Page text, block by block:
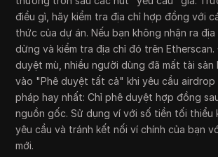
điều gì, hãy kiểm tra địa chỉ hợp đồng với
thức của dự án. Nếu bạn không nhận ra địa
dừng và kiểm tra địa chỉ đó trên
duyệt mù, nhiều người dùng đã mất tài sản
vào "Phê duyệt tất cả" khi yêu cầu airdrop
pháp hay nhất: Chỉ phê duyệt hợp đồng
nguồn gốc. Sử dụng ví với số tiền tối thiểu
yêu cầu và tránh kết nối ví chính của bạn
mới.